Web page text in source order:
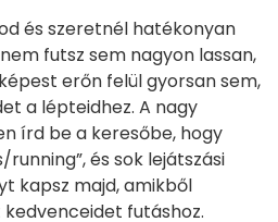
és szeretnél hatékonyan
futsz sem nagyon lassan,
erőn felül gyorsan sem,
a lépteidhez. A nagy
írd be a keresőbe, hogy
running”, és sok lejátszási
kapsz majd, amikből
futáshoz.